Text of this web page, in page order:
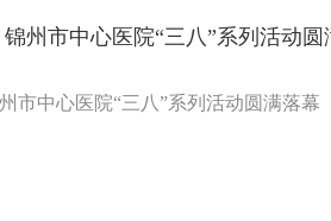
州市中心医院“三八”系列活动圆
市中心医院“三八”系列活动圆满落幕